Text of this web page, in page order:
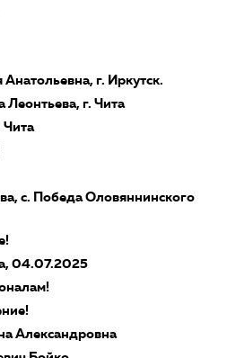
г. Иркутск.
Леонтьева, г. Чита
Чита
с. Победа Оловяннинского
04.07.2025
Александровна